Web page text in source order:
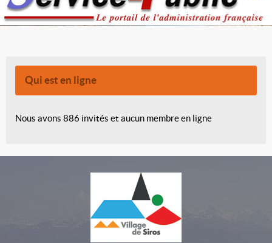
Qui est en ligne
Nous avons 886 invités et aucun membre en ligne